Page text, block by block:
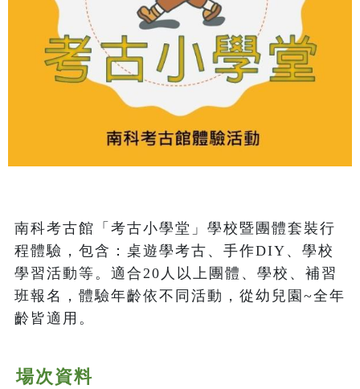
南科考古館「考古小學堂」學校暨團體套裝行
程體驗，包含：桌遊學考古、手作DIY、學校
學習活動等。適合20人以上團體、學校、補習
班報名，體驗年齡依不同活動，從幼兒園~全年
齡皆適用。
場次資料